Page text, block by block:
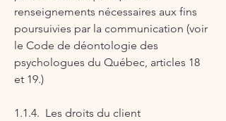
renseignements nécessaires aux fins
poursuivies par la communication (voir
le Code de déontologie des
psychologues du Québec, articles 18
et 19.)
1.1.4. Les droits du client